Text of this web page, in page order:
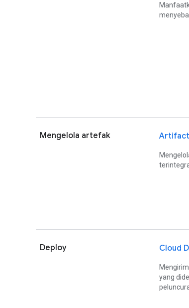
Mengelola artefak
Deploy Cloud
yang